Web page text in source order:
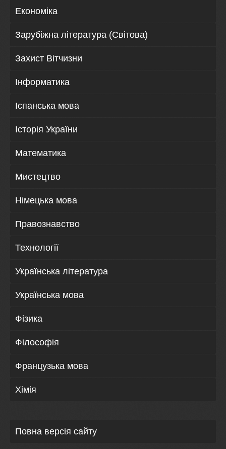
Економіка
Зарубіжна література (Світова)
Захист Вітчизни
Інформатика
Іспанська мова
Історія України
Математика
Мистецтво
Німецька мова
Правознавство
Технології
Українська література
Українська мова
Фізика
Філософія
Французька мова
Хімія
Повна версія сайту